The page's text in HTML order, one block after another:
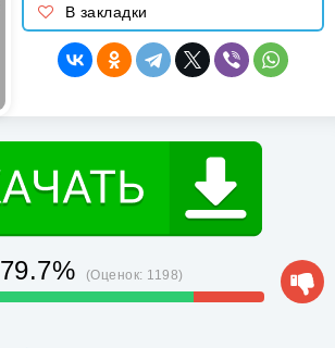
В закладки
79.7% (Оценок: 1198)